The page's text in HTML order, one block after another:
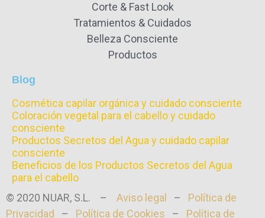
Corte & Fast Look
Tratamientos & Cuidados
Belleza Consciente
Productos
Blog
Cosmética capilar orgánica y cuidado consciente
Coloración vegetal para el cabello y cuidado
consciente
Productos Secretos del Agua y cuidado capilar
consciente
Beneficios de los Productos Secretos del Agua
para el cabello
© 2020 NUAR, S.L. – Aviso legal – Política de
Privacidad – Política de Cookies – Política de